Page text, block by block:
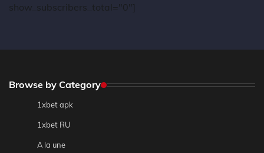
show_subscribers_total="0"]
Browse by Category
1xbet apk
1xbet RU
A la une